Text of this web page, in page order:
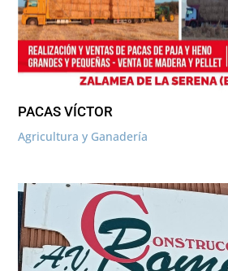
PACAS VÍCTOR
Agricultura y Ganadería